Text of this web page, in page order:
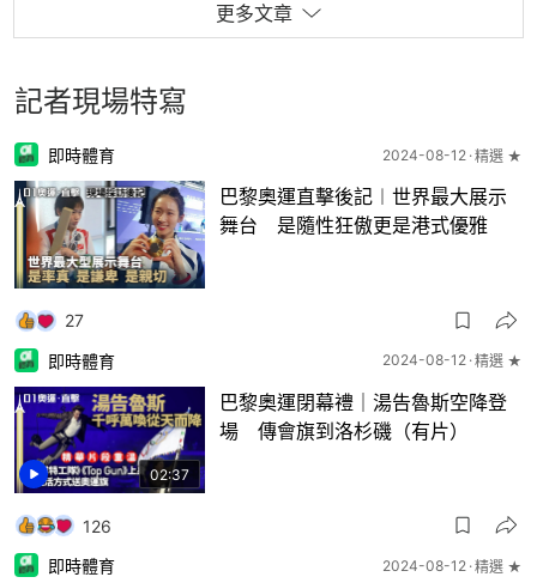
更多文章
記者現場特寫
即時體育 2024-08-12 精選 ★
巴黎奧運直擊後記︱世界最大展示
舞台 是隨性狂傲更是港式優雅
27
02:37
即時體育 2024-08-12 精選 ★
巴黎奧運閉幕禮｜湯告魯斯空降登
場 傳會旗到洛杉磯（有片）
126
即時體育
2024-08-12 精選 ★